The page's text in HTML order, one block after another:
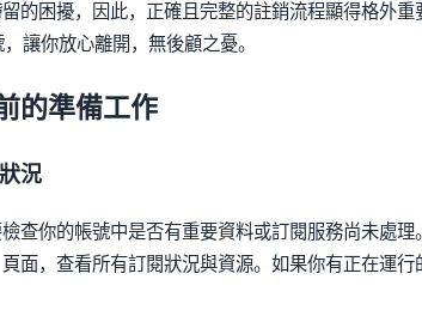
的困擾，因此，正確且完整的註銷流程顯得格外
讓你放心離開，無後顧之憂。
的準備工作
況
查你的帳號中是否有重要資料或訂閱服務尚未處
面，查看所有訂閱狀況與資源。如果你有正在運